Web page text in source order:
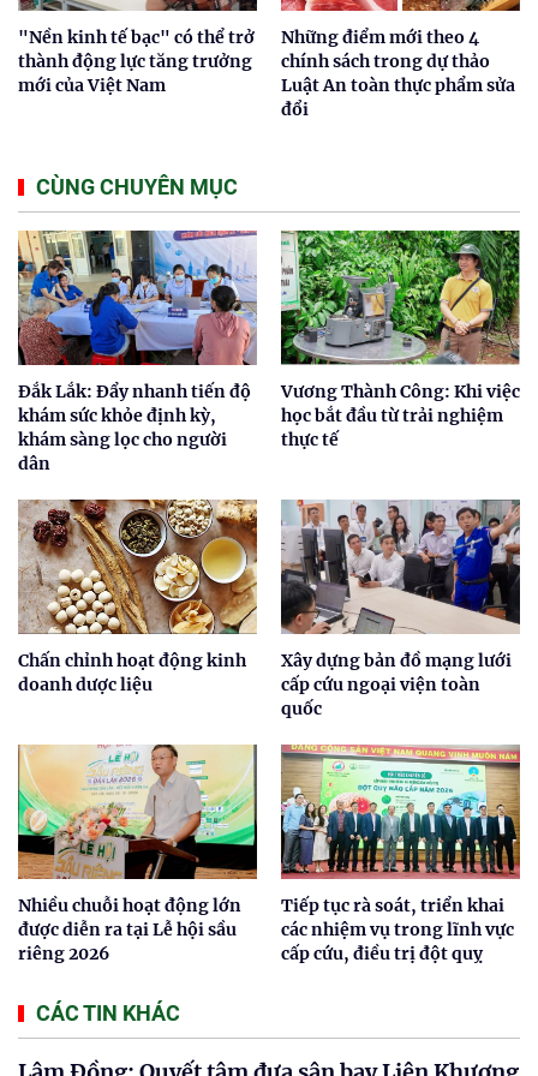
"Nền kinh tế bạc" có thể trở
thành động lực tăng trưởng
mới của Việt Nam
Những điểm mới theo 4
chính sách trong dự thảo
Luật An toàn thực phẩm sửa
đổi
CÙNG CHUYÊN MỤC
Đắk Lắk: Đẩy nhanh tiến độ
khám sức khỏe định kỳ,
khám sàng lọc cho người
dân
Vương Thành Công: Khi việc
học bắt đầu từ trải nghiệm
thực tế
Chấn chỉnh hoạt động kinh
doanh dược liệu
Xây dựng bản đồ mạng lưới
cấp cứu ngoại viện toàn
quốc
Nhiều chuỗi hoạt động lớn
được diễn ra tại Lễ hội sầu
riêng 2026
Tiếp tục rà soát, triển khai
các nhiệm vụ trong lĩnh vực
cấp cứu, điều trị đột quỵ
CÁC TIN KHÁC